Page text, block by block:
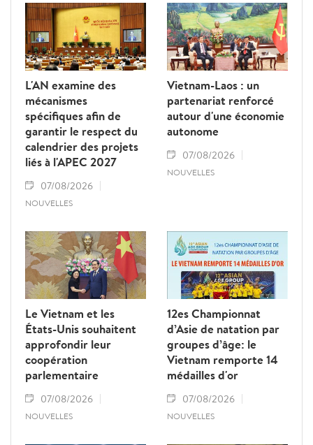
parties ont réaffirmé leur volonté de
renforcer une coopération politico-militaire
étroite et efficace.
L'AN examine des
mécanismes
spécifiques afin de
garantir le respect du
calendrier des projets
liés à l'APEC 2027
07/08/2026
NOUVELLES
Vietnam-Laos : un
partenariat renforcé
autour d'une économie
autonome
07/08/2026
NOUVELLES
Le Vietnam et les
États-Unis souhaitent
approfondir leur
coopération
parlementaire
07/08/2026
NOUVELLES
12es Championnat
d’Asie de natation par
groupes d’âge: le
Vietnam remporte 14
médailles d'or
07/08/2026
NOUVELLES